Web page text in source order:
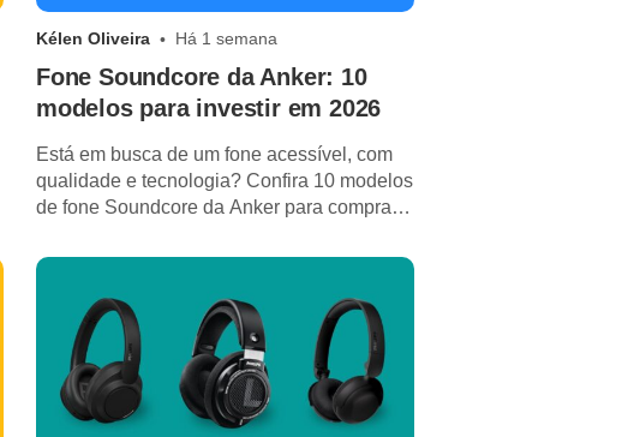
Kélen Oliveira Há 1 semana
Fone Soundcore da Anker: 10
modelos para investir em 2026
Está em busca de um fone acessível, com
qualidade e tecnologia? Confira 10 modelos
de fone Soundcore da Anker para comprar